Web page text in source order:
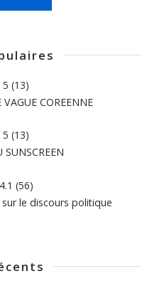
5 (13)
VAGUE COREENNE
5 (13)
4.1 (56)
sur le discours politique